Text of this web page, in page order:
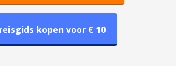
kopen voor € 10